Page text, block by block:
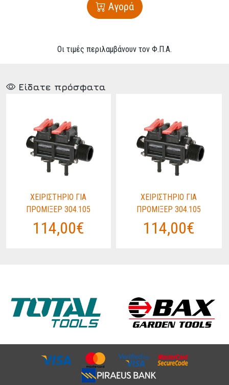
Αγορά
Οι τιμές περιλαμβάνουν τον Φ.Π.Α.
Είδατε πρόσφατα
ΧΕΙΡΙΣΤΗΡΙΟ ΓΙΑ
ΠΡΟΜΙΞΕΡ 304.105
114,00€
ΧΕΙΡΙΣΤΗΡΙΟ ΓΙΑ
ΠΡΟΜΙΞΕΡ 304.105
114,00€